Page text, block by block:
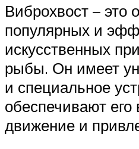
Виброхвост – это
популярных и
искусственных
рыбы. Он имеет
и специальное
обеспечивают
движение и